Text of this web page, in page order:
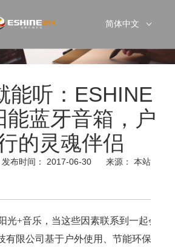
简体中文
能听：ESHINE
能蓝牙音箱，户
的灵魂伴侣
布时间： 2017-06-30 来源： 本站
光+音乐，当这些因素联系到一起会让
有限公司基于户外使用、节能环保理